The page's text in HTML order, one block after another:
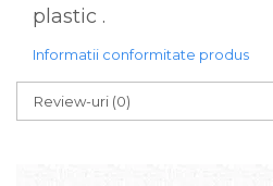
plastic .
Informatii conformitate produs
Review-uri (0)